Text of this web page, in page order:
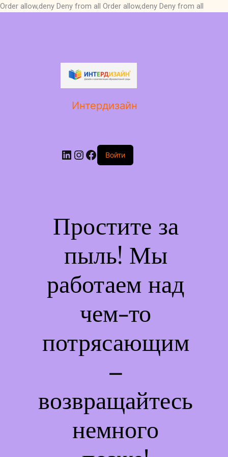
Order allow,deny Deny from all Order allow,deny Deny from all
Интердизайн
LinkedIn
Instagram
Facebook
Войти
Простите за
пыль! Мы
работаем над
чем-то
потрясающим
–
возвращайтесь
немного